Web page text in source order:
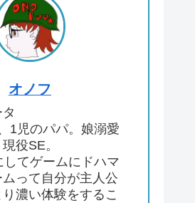
オノフ
1児のパパ。娘溺愛
役SE。
してゲームにドハマ
ムって自分が主人公
濃い体験をするこ